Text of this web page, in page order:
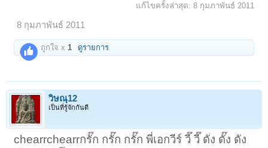
แก้ไขครั้งล่าสุด: 8 กุมภาพันธ์ 2011
8 กุมภาพันธ์ 2011
ถูกใจ x 1 ดูรายการ
วิษณุ12
เป็นที่รู้จักกันดี
chearrchearrกรั๊ก กรั๊ก กรั๊ก พี่เอกวีร์ วี๊ วี๊ ดัง ดั๊ง ดัง